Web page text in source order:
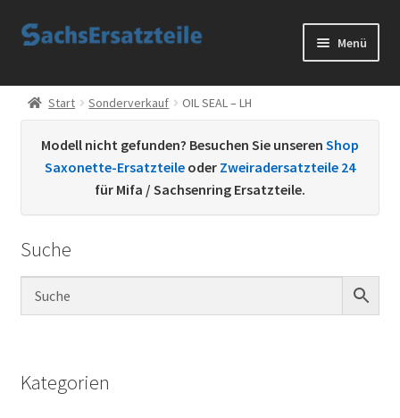
Zur
Zum
Menü
Start
Kontakt
Start Sonderverkauf OIL SEAL – LH
Modell nicht gefunden? Besuchen Sie unseren Shop
Saxonette-Ersatzteile oder Zweiradersatzteile 24
für Mifa / Sachsenring Ersatzteile.
Suche
Kategorien